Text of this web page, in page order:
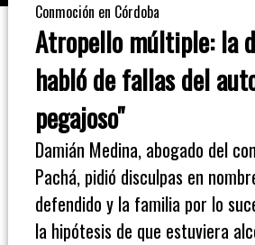
Café
Columna
Opinión
Radioinforme
Conmoción en Córdoba
Atropello múltiple: la
habló de fallas del
pegajoso"
Damián Medina, abogado del
Pachá, pidió disculpas en
defendido y la familia por lo
la hipótesis de que estuviera